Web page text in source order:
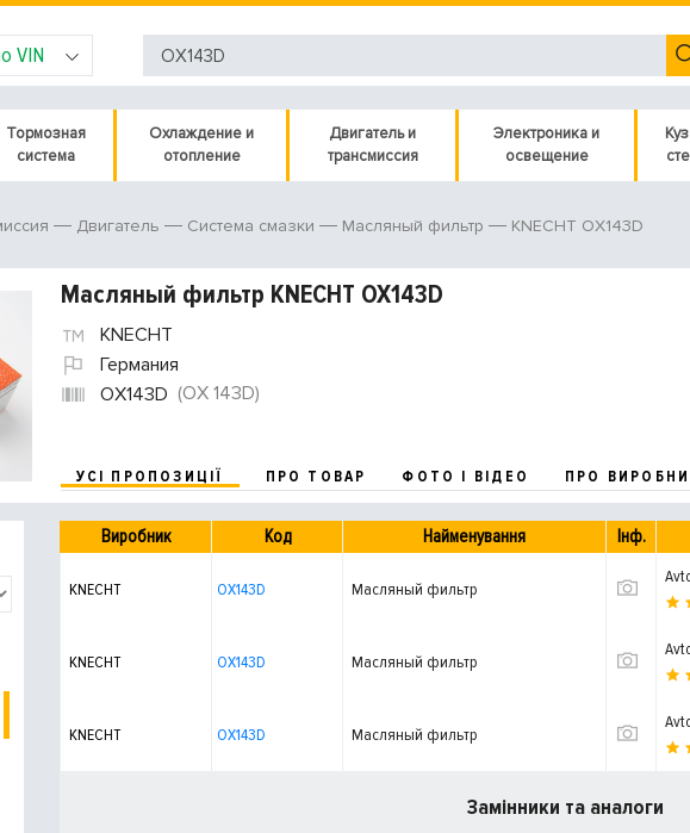
VIN
Тормозная
система
Охлаждение и
отопление
Двигатель и
трансмиссия
Электроника и
освещение
Двигатель Система смазки Масляный фильтр KNECHT OX143D
Масляный фильтр KNECHT OX143D
KNECHT
Германия
OX143D (OX 143D)
УСІ ПРОПОЗИЦІЇ ПРО ТОВАР ФОТО І ВІДЕО ПРО
Виробник Код Найменування Інф.
KNECHT OX143D Масляный фильтр
KNECHT OX143D Масляный фильтр
KNECHT OX143D Масляный фильтр
Замінники та аналоги